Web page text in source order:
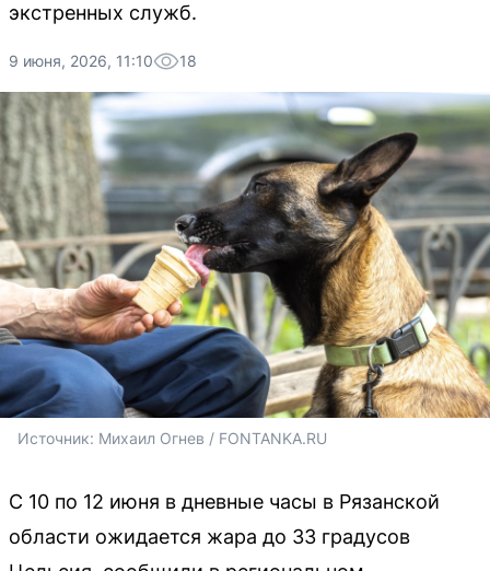
экстренных служб.
9 июня, 2026, 11:10 18
Источник: Михаил Огнев / FONTANKA.RU
С 10 по 12 июня в дневные часы в Рязанской
области ожидается жара до 33 градусов